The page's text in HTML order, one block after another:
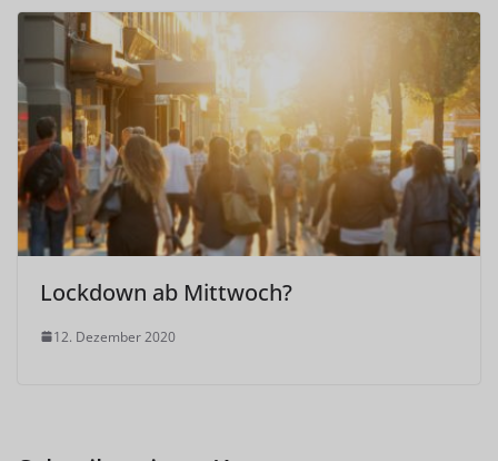
Lockdown ab Mittwoch?
12. Dezember 2020